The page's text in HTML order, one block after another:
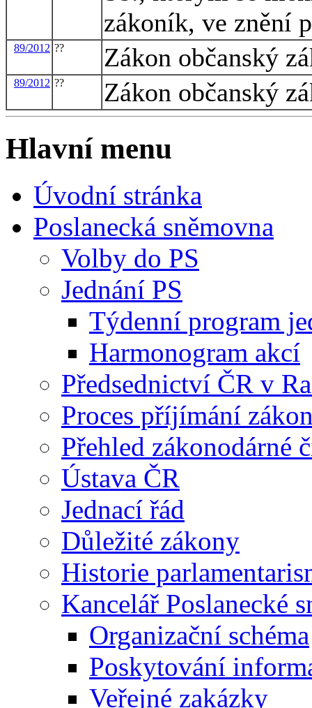
zákoník, ve znění
89/2012 ?? Zákon občanský
89/2012 ?? Zákon občanský
Hlavní menu
Úvodní stránka
Poslanecká sněmovna
Volby do PS
Jednání PS
Týdenní program
Harmonogram akcí
Předsednictví ČR v
Proces příjímání
Přehled zákonodárné
Ústava ČR
Jednací řád
Důležité zákony
Historie
Kancelář Poslanecké
Organizační schéma
Poskytování
Veřejné zakázky